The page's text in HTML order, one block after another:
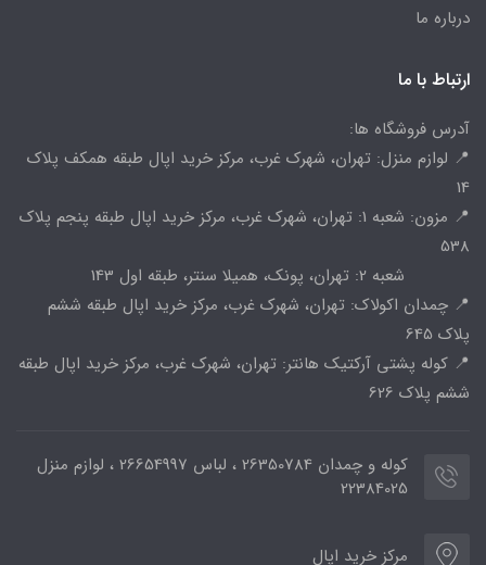
درباره ما
ارتباط با ما
آدرس فروشگاه ها:
📍 لوازم منزل: تهران، شهرک غرب، مرکز خرید اپال طبقه همکف پلاک
14
📍 مزون: شعبه 1: تهران، شهرک غرب، مرکز خرید اپال طبقه پنجم پلاک
538
شعبه 2: تهران، پونک، همیلا سنتر، طبقه اول 143
📍 چمدان اکولاک: تهران، شهرک غرب، مرکز خرید اپال طبقه ششم
پلاک 645
📍 کوله پشتی آرکتیک هانتر: تهران، شهرک غرب، مرکز خرید اپال طبقه
ششم پلاک 626
کوله و چمدان 26350784 ، لباس 26654997 ، لوازم منزل
22384025
مرکز خرید اپال